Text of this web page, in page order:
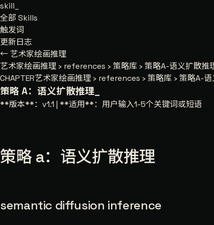
skill
全部 Skills
触发词
更新日志
← 艺术家绘画推理
艺术家绘画推理› references › 策略库› 策略A-语义扩散推
CHAPTER艺术家绘画推理 › references › 策略库 › 策略A-
策略 A：语义扩散推理
**版本**：v1.1 | **适用**：用户输入1-5个关键词或短语
策略 a：语义扩散推理
semantic diffusion inference